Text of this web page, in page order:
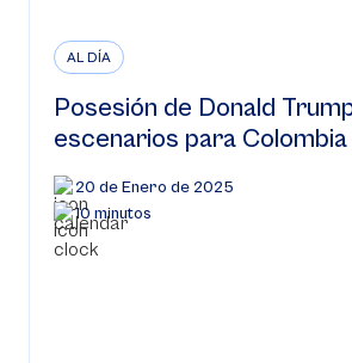
AL DÍA
Posesión de Donald
escenarios para Colombia
20 de Enero de 2025
10 minutos